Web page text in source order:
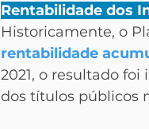
Rentabilidade dos
Historicamente, o
rentabilidade
2021, o resultado
dos títulos públicos